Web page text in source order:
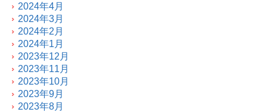
2024年4月
2024年3月
2024年2月
2024年1月
2023年12月
2023年11月
2023年10月
2023年9月
2023年8月